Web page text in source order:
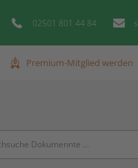
02501 801 44 84
Premium-Mitglied werden